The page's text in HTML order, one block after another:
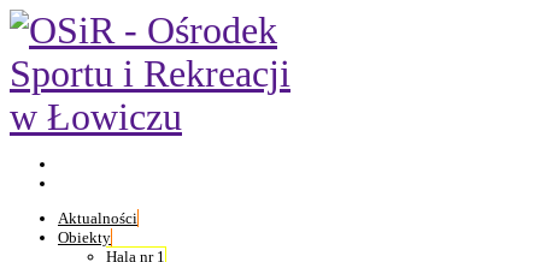
Aktualności
Obiekty
Hala nr 1